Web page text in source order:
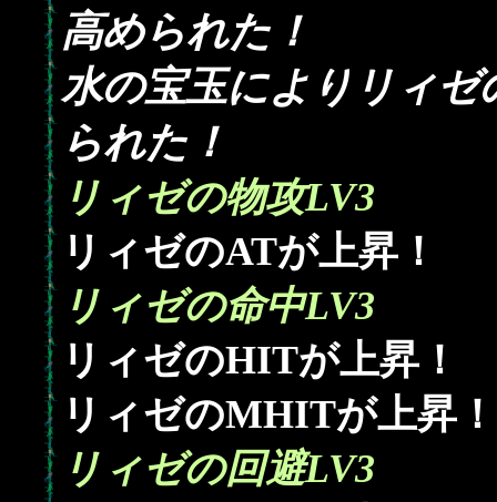
高められた！
水の宝玉によりリィゼ
られた！
リィゼの物攻LV3
リィゼのATが上昇！
リィゼの命中LV3
リィゼのHITが上昇！
リィゼのMHITが上昇！
リィゼの回避LV3